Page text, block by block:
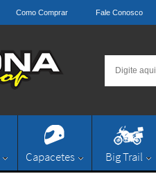
Como Comprar Fale Conosco
Capacetes Big Trail